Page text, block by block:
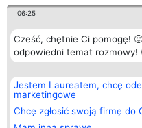
06:25
Cześć, chętnie Ci pomogę!
odpowiedni temat rozmowy!
Jestem Laureatem, chcę
marketingowe
Chcę zgłosić swoją firmę do
Organizator plebiscytu
Bright Side Solutions sp. z o.
o. sp. k.
ul. Ruska 22
Wrocław 50-079